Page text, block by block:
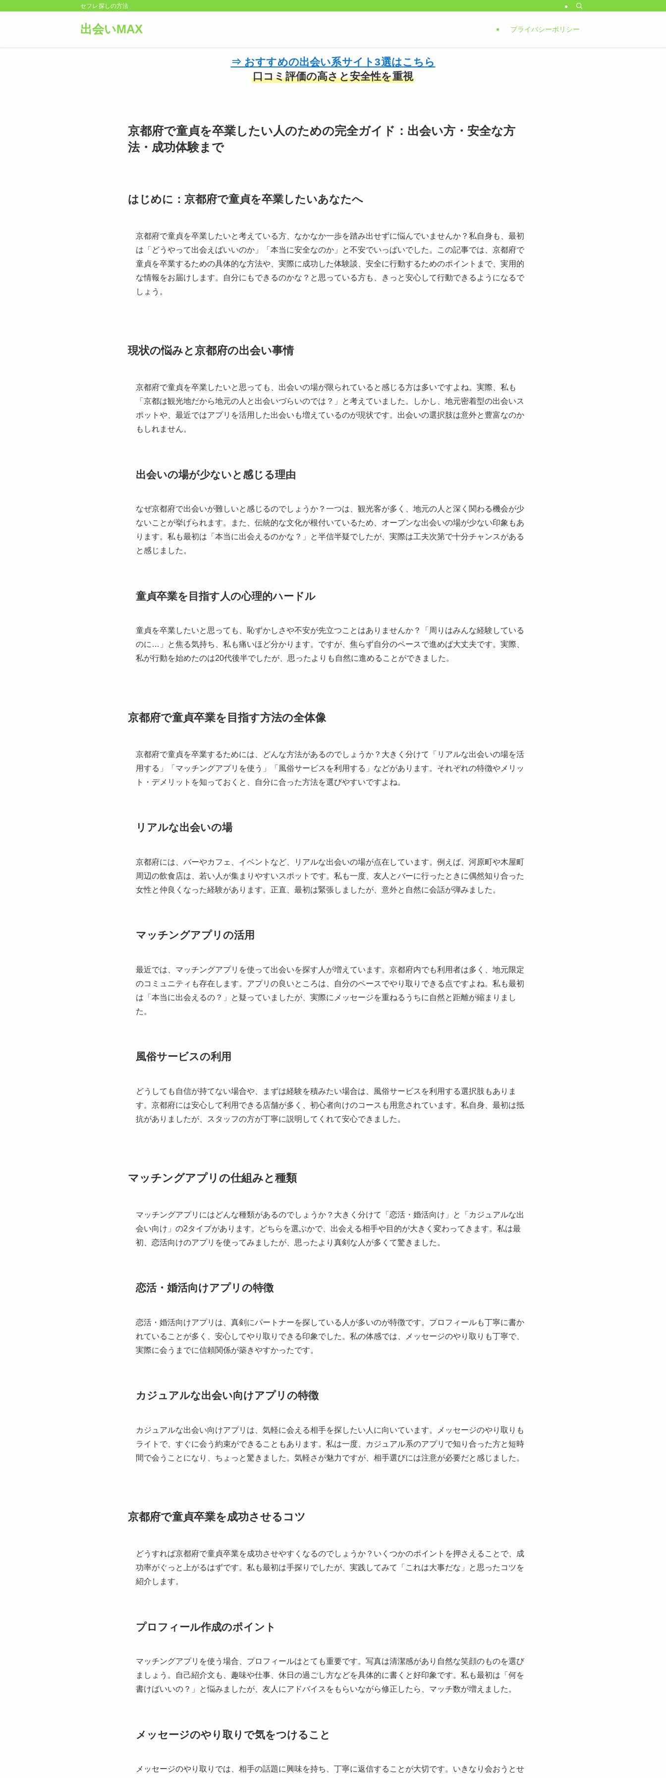
セフレ探しの方法
出会いMAX プライバシーポリシー
⇒ おすすめの出会い系サイト3選はこちら
口コミ評価の高さと安全性を重視
京都府で童貞を卒業したい人のための完全ガイド：出会い方・安全な方
法・成功体験まで
はじめに：京都府で童貞を卒業したいあなたへ
京都府で童貞を卒業したいと考えている方、なかなか一歩を踏み出せずに悩んでいませんか？私自身も、最初
は「どうやって出会えばいいのか」「本当に安全なのか」と不安でいっぱいでした。この記事では、京都府で
童貞を卒業するための具体的な方法や、実際に成功した体験談、安全に行動するためのポイントまで、実用的
な情報をお届けします。自分にもできるのかな？と思っている方も、きっと安心して行動できるようになるで
しょう。
現状の悩みと京都府の出会い事情
京都府で童貞を卒業したいと思っても、出会いの場が限られていると感じる方は多いですよね。実際、私も
「京都は観光地だから地元の人と出会いづらいのでは？」と考えていました。しかし、地元密着型の出会いス
ポットや、最近ではアプリを活用した出会いも増えているのが現状です。出会いの選択肢は意外と豊富なのか
もしれません。
出会いの場が少ないと感じる理由
なぜ京都府で出会いが難しいと感じるのでしょうか？一つは、観光客が多く、地元の人と深く関わる機会が少
ないことが挙げられます。また、伝統的な文化が根付いているため、オープンな出会いの場が少ない印象もあ
ります。私も最初は「本当に出会えるのかな？」と半信半疑でしたが、実際は工夫次第で十分チャンスがある
と感じました。
童貞卒業を目指す人の心理的ハードル
童貞を卒業したいと思っても、恥ずかしさや不安が先立つことはありませんか？「周りはみんな経験している
のに…」と焦る気持ち、私も痛いほど分かります。ですが、焦らず自分のペースで進めば大丈夫です。実際、
私が行動を始めたのは20代後半でしたが、思ったよりも自然に進めることができました。
京都府で童貞卒業を目指す方法の全体像
京都府で童貞を卒業するためには、どんな方法があるのでしょうか？大きく分けて「リアルな出会いの場を活
用する」「マッチングアプリを使う」「風俗サービスを利用する」などがあります。それぞれの特徴やメリッ
ト・デメリットを知っておくと、自分に合った方法を選びやすいですよね。
リアルな出会いの場
京都府には、バーやカフェ、イベントなど、リアルな出会いの場が点在しています。例えば、河原町や木屋町
周辺の飲食店は、若い人が集まりやすいスポットです。私も一度、友人とバーに行ったときに偶然知り合った
女性と仲良くなった経験があります。正直、最初は緊張しましたが、意外と自然に会話が弾みました。
マッチングアプリの活用
最近では、マッチングアプリを使って出会いを探す人が増えています。京都府内でも利用者は多く、地元限定
のコミュニティも存在します。アプリの良いところは、自分のペースでやり取りできる点ですよね。私も最初
は「本当に出会えるの？」と疑っていましたが、実際にメッセージを重ねるうちに自然と距離が縮まりまし
た。
風俗サービスの利用
どうしても自信が持てない場合や、まずは経験を積みたい場合は、風俗サービスを利用する選択肢もありま
す。京都府には安心して利用できる店舗が多く、初心者向けのコースも用意されています。私自身、最初は抵
抗がありましたが、スタッフの方が丁寧に説明してくれて安心できました。
マッチングアプリの仕組みと種類
マッチングアプリにはどんな種類があるのでしょうか？大きく分けて「恋活・婚活向け」と「カジュアルな出
会い向け」の2タイプがあります。どちらを選ぶかで、出会える相手や目的が大きく変わってきます。私は最
初、恋活向けのアプリを使ってみましたが、思ったより真剣な人が多くて驚きました。
恋活・婚活向けアプリの特徴
恋活・婚活向けアプリは、真剣にパートナーを探している人が多いのが特徴です。プロフィールも丁寧に書か
れていることが多く、安心してやり取りできる印象でした。私の体感では、メッセージのやり取りも丁寧で、
実際に会うまでに信頼関係が築きやすかったです。
カジュアルな出会い向けアプリの特徴
カジュアルな出会い向けアプリは、気軽に会える相手を探したい人に向いています。メッセージのやり取りも
ライトで、すぐに会う約束ができることもあります。私は一度、カジュアル系のアプリで知り合った方と短時
間で会うことになり、ちょっと驚きました。気軽さが魅力ですが、相手選びには注意が必要だと感じました。
京都府で童貞卒業を成功させるコツ
どうすれば京都府で童貞卒業を成功させやすくなるのでしょうか？いくつかのポイントを押さえることで、成
功率がぐっと上がるはずです。私も最初は手探りでしたが、実践してみて「これは大事だな」と思ったコツを
紹介します。
プロフィール作成のポイント
マッチングアプリを使う場合、プロフィールはとても重要です。写真は清潔感があり自然な笑顔のものを選び
ましょう。自己紹介文も、趣味や仕事、休日の過ごし方などを具体的に書くと好印象です。私も最初は「何を
書けばいいの？」と悩みましたが、友人にアドバイスをもらいながら修正したら、マッチ数が増えました。
メッセージのやり取りで気をつけること
メッセージのやり取りでは、相手の話題に興味を持ち、丁寧に返信することが大切です。いきなり会おうとせ